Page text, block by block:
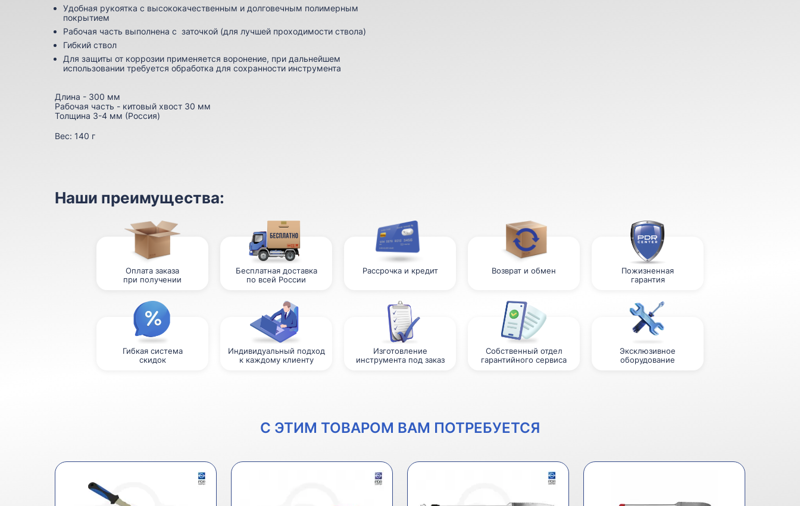
Удобная рукоятка с высококачественным и долговечным полимерным
покрытием
Рабочая часть выполнена с заточкой (для лучшей проходимости ствола)
Гибкий ствол
Для защиты от коррозии применяется воронение, при дальнейшем
использовании требуется обработка для сохранности инструмента
Длина - 300 мм
Рабочая часть - китовый хвост 30 мм
Толщина 3-4 мм (Россия)
Вес: 140 г
Наши преимущества:
Оплата заказа
при получении
Бесплатная доставка
по всей России
Рассрочка и кредит Возврат и обмен
Пожизненная
гарантия
Гибкая система
скидок
Индивидуальный подход
к каждому клиенту
Изготовление
инструмента под заказ
Собственный отдел
гарантийного сервиса
Эксклюзивное
оборудование
С ЭТИМ ТОВАРОМ ВАМ ПОТРЕБУЕТСЯ